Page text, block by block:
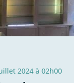
2024 à 02h00